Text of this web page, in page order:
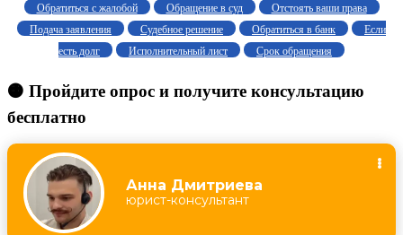
Обратиться с жалобой Обращение в суд
Отстоять ваши права
Подача заявления
Судебное решение Обратиться в банк
Если
есть долг
Исполнительный лист Срок обращения
🟠 Пройдите опрос и получите консультацию
бесплатно